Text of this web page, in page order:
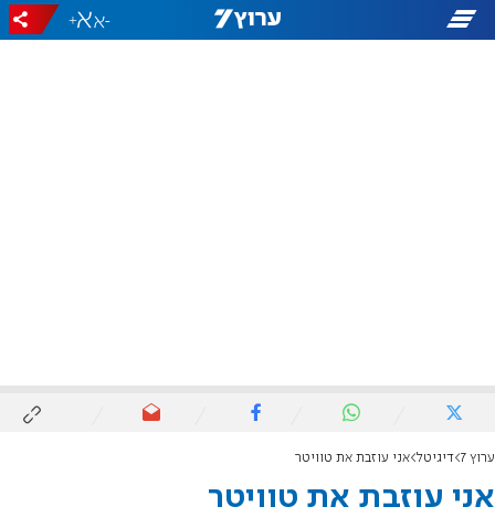
-
+
ערוץ 7 דיגיטל אני עוזבת את טוויטר
אני עוזבת את טוויטר